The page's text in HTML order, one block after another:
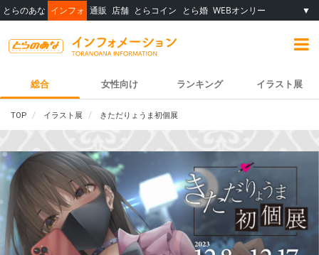
とらのあな インフォ 通販 店舗 とらコイン とら婚 WEBオンリー ▼
総合 女性向け ランキング イラスト展
TOP イラスト展 きただりょうま初個展